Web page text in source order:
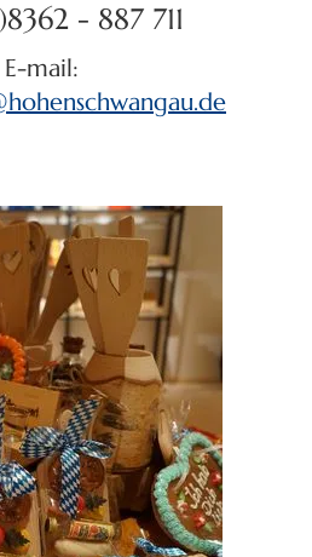
- 887 711
E-mail:
hohenschwangau.de